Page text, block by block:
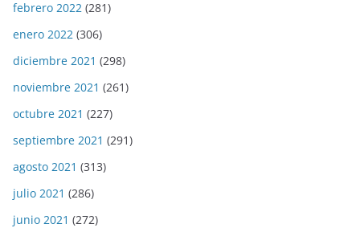
febrero 2022 (281)
enero 2022 (306)
diciembre 2021 (298)
noviembre 2021 (261)
octubre 2021 (227)
septiembre 2021 (291)
agosto 2021 (313)
julio 2021 (286)
junio 2021 (272)